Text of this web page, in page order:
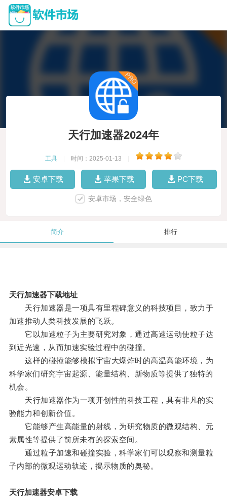
天行加速器2024年
工具 时间：2025-01-13
安卓下载 苹果下载 PC下载
安卓市场，安全绿色
简介 排行
天行加速器下载地址
天行加速器是一项具有里程碑意义的科技项目，致力于
加速推动人类科技发展的飞跃。
它以加速粒子为主要研究对象，通过高速运动使粒子达
到近光速，从而加速实验过程中的碰撞。
这样的碰撞能够模拟宇宙大爆炸时的高温高能环境，为
科学家们研究宇宙起源、能量结构、新物质等提供了独特的
机会。
天行加速器作为一项开创性的科技工程，具有非凡的实
验能力和创新价值。
它能够产生高能量的射线，为研究物质的微观结构、元
素属性等提供了前所未有的探索空间。
通过粒子加速和碰撞实验，科学家们可以观察和测量粒
子内部的微观运动轨迹，揭示物质的奥秘。
天行加速器安卓下载